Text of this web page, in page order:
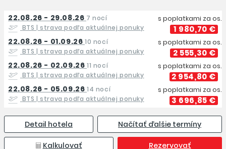
22.08.26 - 29.08.26 7 nocí
BTS| strava podľa aktuálnej ponuky
s poplatkami za os.
1 980,70 €
22.08.26 - 01.09.26 10 nocí
BTS| strava podľa aktuálnej ponuky
s poplatkami za os.
2 555,30 €
22.08.26 - 02.09.26 11 nocí
BTS| strava podľa aktuálnej ponuky
s poplatkami za os.
2 954,80 €
22.08.26 - 05.09.26 14 nocí
BTS| strava podľa aktuálnej ponuky
s poplatkami za os.
3 696,85 €
Detail hotela Načítať ďalšie termíny
Kalkulovať Rezervovať